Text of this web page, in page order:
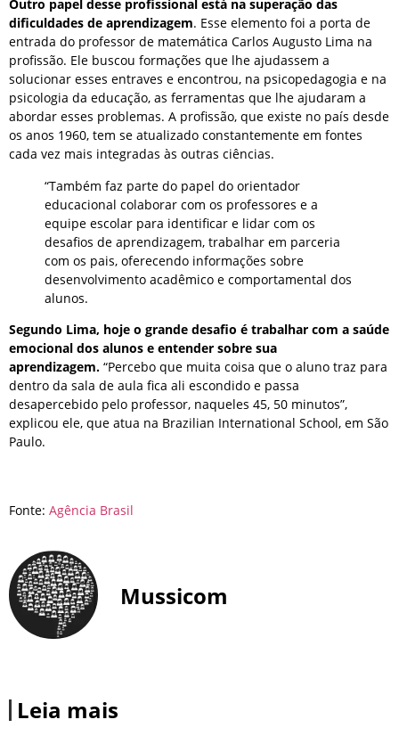
Outro papel desse profissional está na superação das
dificuldades de aprendizagem. Esse elemento foi a porta de
entrada do professor de matemática Carlos Augusto Lima na
profissão. Ele buscou formações que lhe ajudassem a
solucionar esses entraves e encontrou, na psicopedagogia e na
psicologia da educação, as ferramentas que lhe ajudaram a
abordar esses problemas. A profissão, que existe no país desde
os anos 1960, tem se atualizado constantemente em fontes
cada vez mais integradas às outras ciências.
“Também faz parte do papel do orientador
educacional colaborar com os professores e a
equipe escolar para identificar e lidar com os
desafios de aprendizagem, trabalhar em parceria
com os pais, oferecendo informações sobre
desenvolvimento acadêmico e comportamental dos
alunos.
Segundo Lima, hoje o grande desafio é trabalhar com a saúde
emocional dos alunos e entender sobre sua
aprendizagem. “Percebo que muita coisa que o aluno traz para
dentro da sala de aula fica ali escondido e passa
desapercebido pelo professor, naqueles 45, 50 minutos”,
explicou ele, que atua na Brazilian International School, em São
Paulo.
Fonte: Agência Brasil
Mussicom
Leia mais